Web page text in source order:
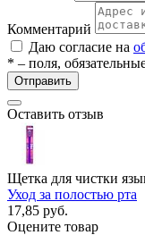
Комментарий
Даю согласие на
* – поля,
Отправить
Оставить отзыв
Щетка для чистки
Уход за полостью рта
17,85 руб.
Оцените товар